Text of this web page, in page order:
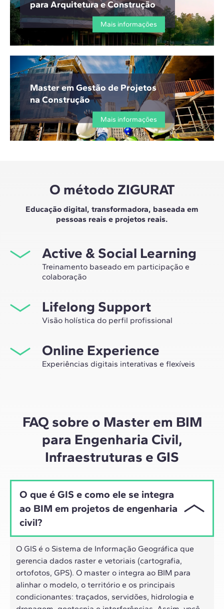
para Arquitetura e Construção
Mais informações
Master em Gestão de Projetos
na Construção
Mais informações
O método ZIGURAT
Educação digital, transformadora, baseada em
pessoas reais e projetos reais.
Active & Social Learning
Treinamento baseado em participação e
colaboração
própria rede profissional, mas também ter a
oportunidade única de participar de grupos de
trabalho selecionados, assessorados pela experiência
e construção.
Lifelong Support
Visão holística do perfil profissional
master, nós lhe acompanhamos para que você tenha
uma visão crítica e 360º do seu futuro como
especialista no setor.
Online Experience
Experiências digitais interativas e flexíveis
híbrido dos profissionais de hoje.
FAQ sobre o Master em BIM
para Engenharia Civil,
Infraestruturas e GIS
O que é GIS e como ele se integra
ao BIM em projetos de engenharia
civil?
O GIS é o Sistema de Informação Geográfica que
gerencia dados raster e vetoriais (cartografia,
ortofotos, GPS). O master o integra ao BIM para
alinhar o modelo, o território e os principais
condicionantes: traçados, servidões, hidrologia e